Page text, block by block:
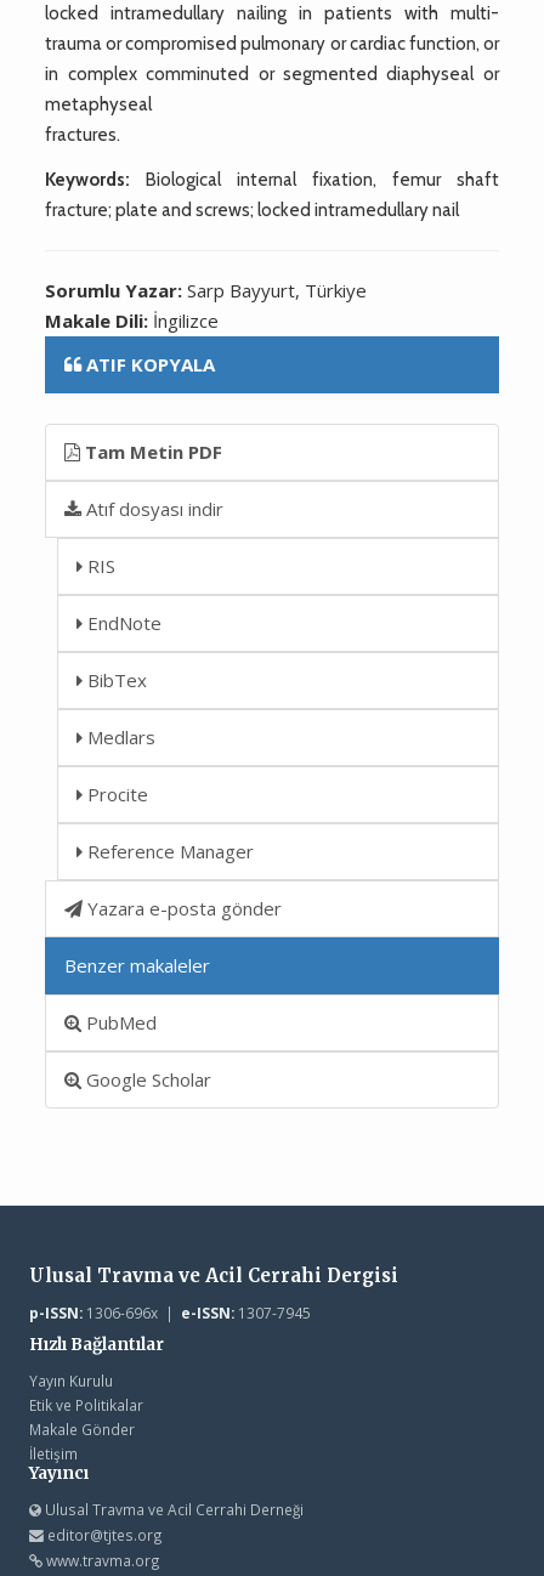
locked intramedullary nailing in patients with multi-
trauma or compromised pulmonary or cardiac function, or
in complex comminuted or segmented diaphyseal or
metaphyseal
fractures.
Keywords: Biological internal fixation, femur shaft
fracture; plate and screws; locked intramedullary nail
Sorumlu Yazar:Sarp Bayyurt, Türkiye
Makale Dili: İngilizce
ATIF KOPYALA
Tam Metin PDF
Atıf dosyası indir
RIS
EndNote
BibTex
Medlars
Procite
Reference Manager
Yazara e-posta gönder
Benzer makaleler
PubMed
Google Scholar
Ulusal Travma ve Acil Cerrahi Dergisi
p-ISSN:1306-696x | e-ISSN:1307-7945
Hızlı Bağlantılar
Yayın Kurulu
Etik ve Politikalar
Makale Gönder
İletişim
Yayıncı
Ulusal Travma ve Acil Cerrahi Derneği
editor@tjtes.org
www.travma.org